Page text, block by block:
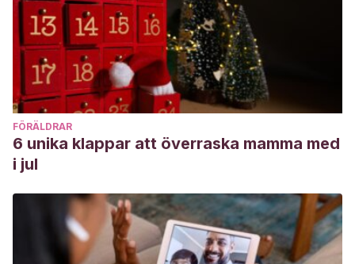
FÖRÄLDRAR
6 unika klappar att överraska mamma med
i jul